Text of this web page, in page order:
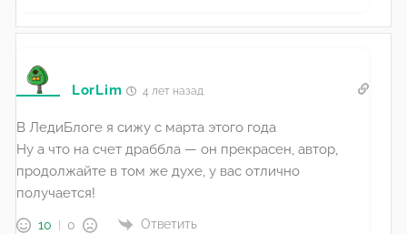
LorLim 4 лет назад
В ЛедиБлоге я сижу с марта этого года
Ну а что на счет драббла — он прекрасен, автор,
продолжайте в том же духе, у вас отлично
получается!
10 0 Ответить